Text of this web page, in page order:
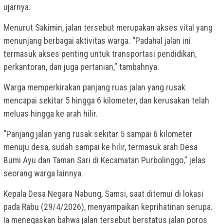
ujarnya.
Menurut Sakimin, jalan tersebut merupakan akses vital yang
menunjang berbagai aktivitas warga. “Padahal jalan ini
termasuk akses penting untuk transportasi pendidikan,
perkantoran, dan juga pertanian,” tambahnya.
Warga memperkirakan panjang ruas jalan yang rusak
mencapai sekitar 5 hingga 6 kilometer, dan kerusakan telah
meluas hingga ke arah hilir.
“Panjang jalan yang rusak sekitar 5 sampai 6 kilometer
menuju desa, sudah sampai ke hilir, termasuk arah Desa
Bumi Ayu dan Taman Sari di Kecamatan Purbolinggo,” jelas
seorang warga lainnya.
Kepala Desa Negara Nabung, Samsi, saat ditemui di lokasi
pada Rabu (29/4/2026), menyampaikan keprihatinan serupa.
Ia menegaskan bahwa jalan tersebut berstatus jalan poros